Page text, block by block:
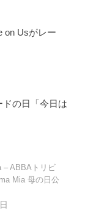
on Usがレー
の日「今日は
– ABBAトリビ
Mia 母の日公